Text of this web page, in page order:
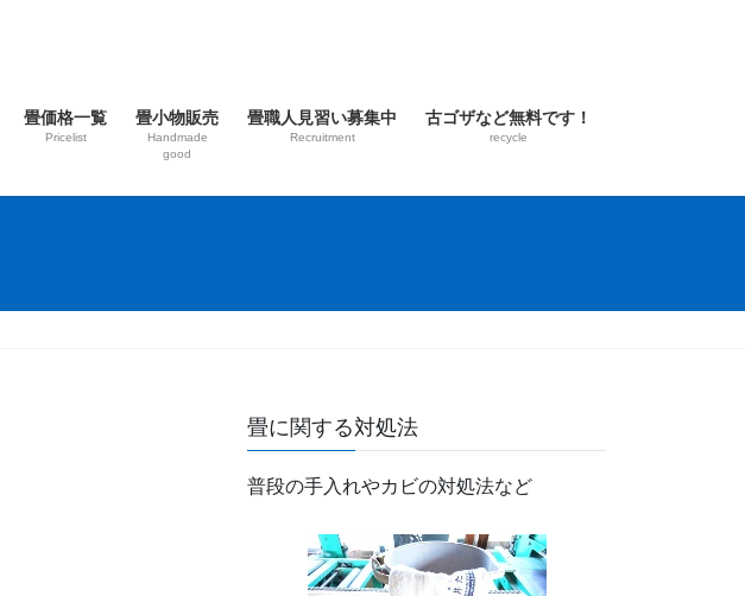
畳価格一覧
Pricelist
畳小物販売
Handmade
good
畳職人見習い募集中
Recruitment
古ゴザなど無料です！
recycle
畳に関する対処法
普段の手入れやカビの対処法など